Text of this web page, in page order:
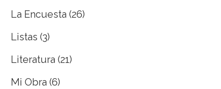
La Encuesta (26)
Listas (3)
Literatura (21)
Mi Obra (6)